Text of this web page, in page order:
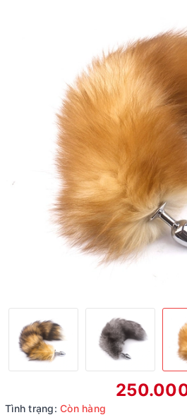
Tình trạng: Còn hàng